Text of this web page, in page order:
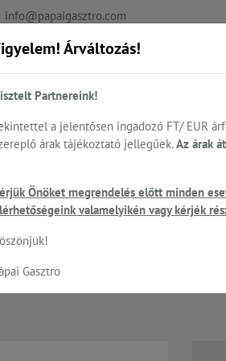
info@papaigasztro.com
REFERENCIÁK AKTUÁLIS
Sütés - főzés Cukrászat...
tepsik, sütőlemezek, állványok...
TOUCH -
Árváltozás!
Partnereink!
a jelentősen ingadozó FT/ EUR
árak tájékoztató jellegűek. Az árak
Önöket megrendelés előtt minden
valamelyikén vagy kérjék
Gasztro